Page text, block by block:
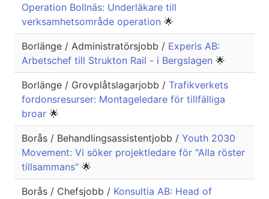
Operation Bollnäs: Underläkare till
verksamhetsområde operation 🌟
Borlänge / Administratörsjobb / Experis AB:
Arbetschef till Strukton Rail - i Bergslagen 🌟
Borlänge / Grovplåtslagarjobb / Trafikverkets
fordonsresurser: Montageledare för tillfälliga
broar 🌟
Borås / Behandlingsassistentjobb / Youth 2030
Movement: Vi söker projektledare för "Alla röster
tillsammans" 🌟
Borås / Chefsjobb / Konsultia AB: Head of